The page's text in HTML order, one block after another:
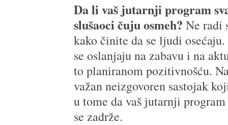
Da li vaš jutarnji program
slušaoci čuju osmeh? Ne radi
kako činite da se ljudi
se oslanjaju na zabavu i na
to planiranom pozitivnošću.
važan neizgovoren sastojak
u tome da vaš jutarnji
se zadrže.